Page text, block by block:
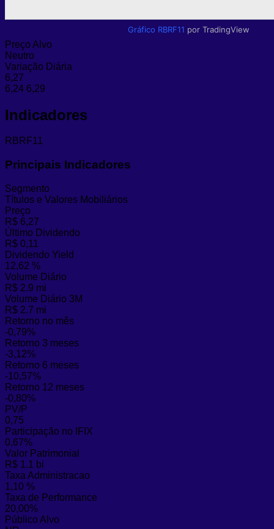
Gráfico RBRF11 por TradingView
Preço Alvo
Neutro
Variação Diária
6,27
6,24 6,29
Indicadores
RBRF11
Principais Indicadores
Segmento
Títulos e Valores Mobiliários
Preço
R$ 6,27
Último Dividendo
R$ 0,11
Dividendo Yield
12,62 %
Volume Diário
R$ 2.9 mi
Volume Diário 3M
R$ 2.7 mi
Retorno no mês
-0,79%
Retorno 3 meses
-3,12%
Retorno 6 meses
-10,57%
Retorno 12 meses
-0,80%
PV/P
0,75
Participação no IFIX
0,67%
Valor Patrimonial
R$ 1.1 bi
Taxa Administracao
1,10 %
Taxa de Performance
20,00%
Público Alvo